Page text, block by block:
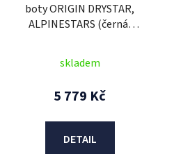
boty ORIGIN DRYSTAR,
ALPINESTARS (černá)
skladem
5 779 Kč
DETAIL